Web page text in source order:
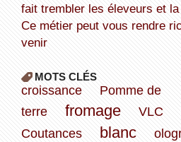
fait trembler les éleveurs et
Ce métier peut vous rendre riche dans les années à
venir
MOTS CLÉS
croissance
Pomme de
terre
fromage VLC
Coutances
blanc